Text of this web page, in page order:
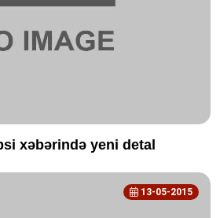
xəbərində yeni detal
13-05-2015